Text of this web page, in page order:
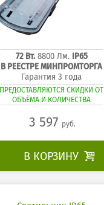
72 Вт.8800 Лм.
IP65
В РЕЕСТРЕ МИНПРОМТОРГА
Гарантия 3 года
ПРЕДОСТАВЛЯЮТСЯ СКИДКИ ОТ
ОБЪЁМА И КОЛИЧЕСТВА
3 597 руб.
В КОРЗИНУ 